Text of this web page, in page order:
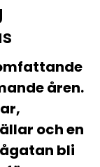
åren.
och en
bli